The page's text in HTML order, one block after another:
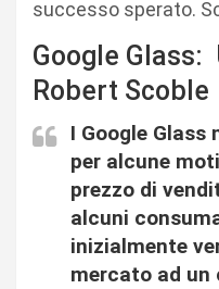
successo sperato.
Google Glass:
Robert Scoble
I Google Glass
per alcune
prezzo di
alcuni
inizialmente
mercato ad un